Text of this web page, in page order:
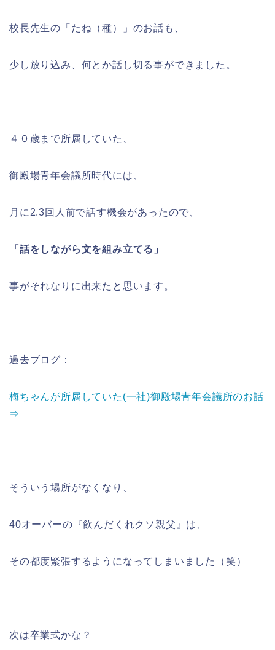
校長先生の「たね（種）」のお話も、
少し放り込み、何とか話し切る事ができました。
４０歳まで所属していた、
御殿場青年会議所時代には、
月に2.3回人前で話す機会があったので、
「話をしながら文を組み立てる」
事がそれなりに出来たと思います。
過去ブログ：
梅ちゃんが所属していた(一社)御殿場青年会議所のお話
⇒
そういう場所がなくなり、
40オーバーの『飲んだくれクソ親父』は、
その都度緊張するようになってしまいました（笑）
次は卒業式かな？